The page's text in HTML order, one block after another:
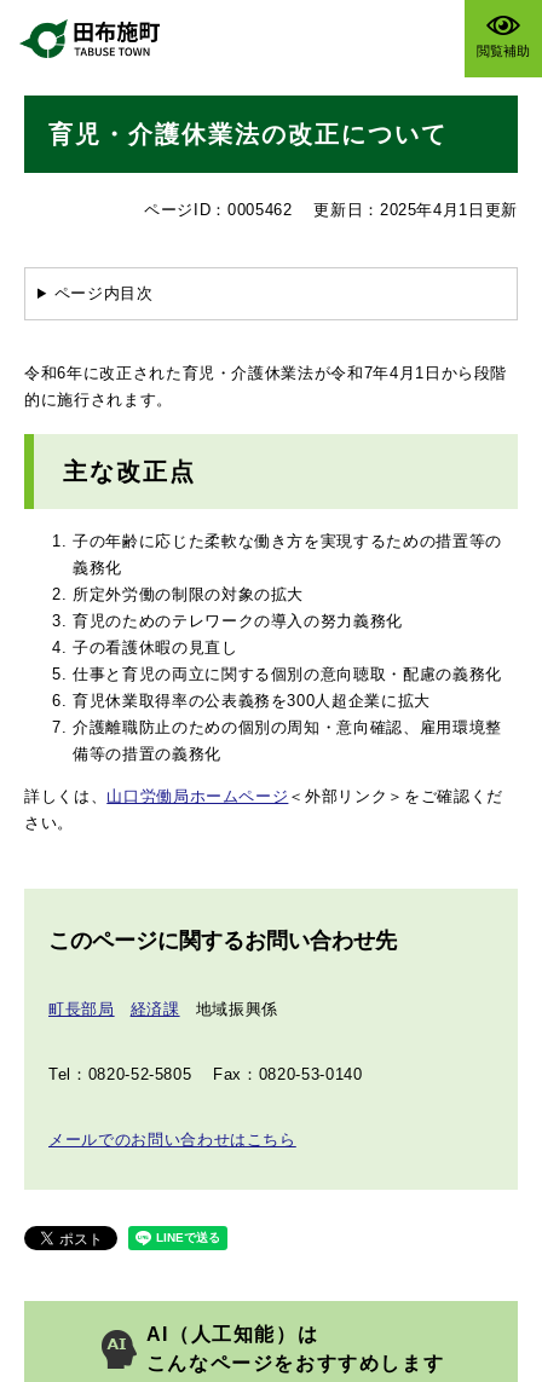
閲覧補助
育児・介護休業法の改正について
ページID：0005462 更新日：2025年4月1日更新
ページ内目次
令和6年に改正された育児・介護休業法が令和7年4月1日から段階
的に施行されます。
主な改正点
子の年齢に応じた柔軟な働き方を実現するための措置等の
義務化
所定外労働の制限の対象の拡大
育児のためのテレワークの導入の努力義務化
子の看護休暇の見直し
仕事と育児の両立に関する個別の意向聴取・配慮の義務化
育児休業取得率の公表義務を300人超企業に拡大
介護離職防止のための個別の周知・意向確認、雇用環境整
備等の措置の義務化
詳しくは、 山口労働局ホームページ ＜外部リンク＞ をご確認くだ
さい。
このページに関するお問い合わせ先
町長部局 経済課 地域振興係
Tel：0820-52-5805 Fax：0820-53-0140
メールでのお問い合わせはこちら
AI（人工知能）は
こんなページをおすすめします